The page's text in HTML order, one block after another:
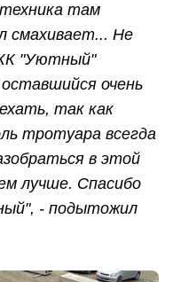
там
смахивает... Не
"Уютный"
очень
так как
тротуара всегда
в этой
лучше. Спасибо
- подытожил